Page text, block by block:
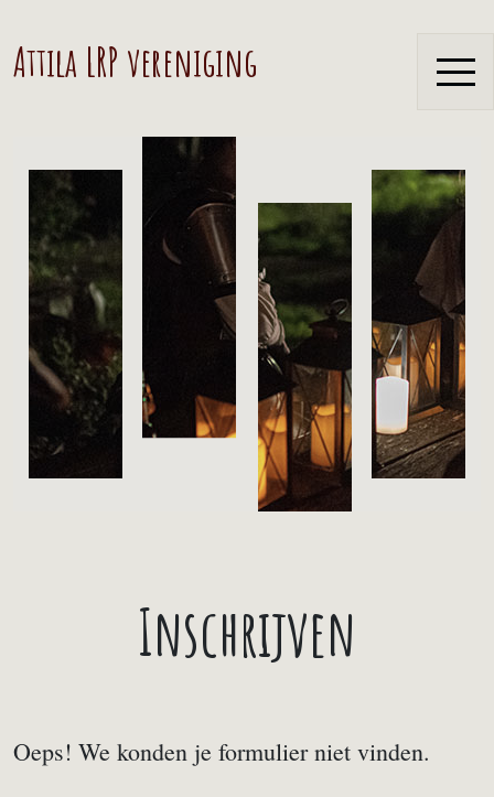
Attila LRP vereniging
Inschrijven
Oeps! We konden je formulier niet vinden.